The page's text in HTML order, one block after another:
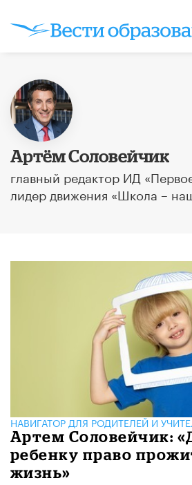
Артём Соловейчик
главный редактор ИД
лидер движения «Школа –
НАВИГАТОР ДЛЯ РОДИТЕЛЕЙ И
Артем Соловейчик:
ребенку право
жизнь»